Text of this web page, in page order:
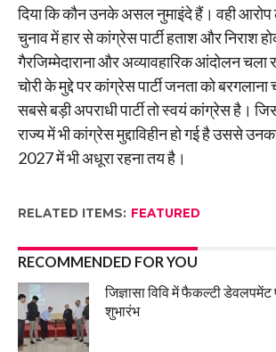
दिया कि कौन उनके असल नुमाइंदे हैं। वही आरोप
चुनाव में हार से कांग्रेस पार्टी हताश और निराश
गैरजिम्मेदाराना और अव्यावहारिक आंदोलन चला
चोरी के मुद्दे पर कांग्रेस पार्टी जनता को
सबसे बड़ी अपराधी पार्टी तो स्वयं कांग्रेस है।
राज्य में भी कांग्रेस मुद्दाविहीन हो गई है उससे
2027 में भी अधूरा रहना तय है।
RELATED ITEMS: FEATURED
RECOMMENDED FOR YOU
जिज्ञासा विवि में फैकल्टी डेवलपमेंट
शुभारंभ